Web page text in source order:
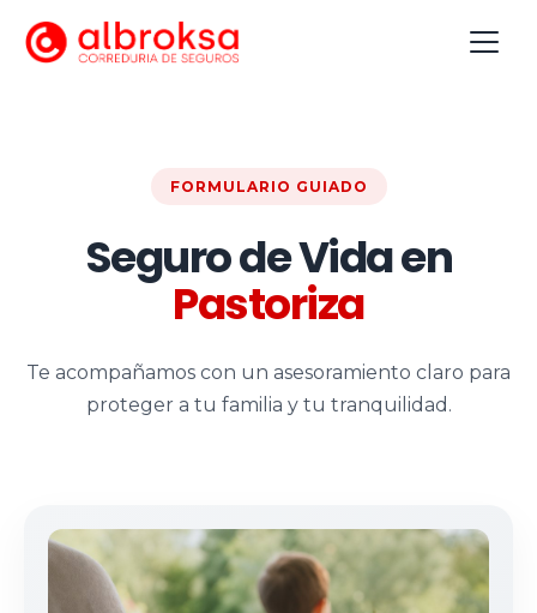
FORMULARIO GUIADO
Seguro de Vida en
Pastoriza
Te acompañamos con un asesoramiento claro para
proteger a tu familia y tu tranquilidad.